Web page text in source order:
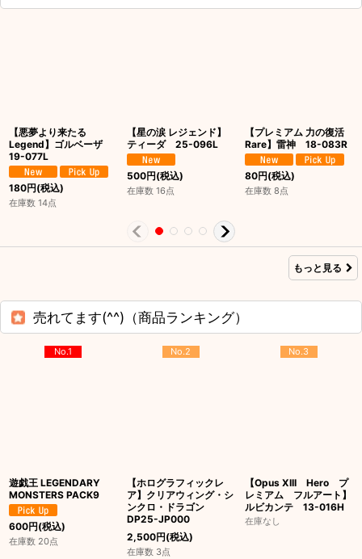
【悪夢より来たる
Legend】ゴルベーザ
19-077L
180円(税込)
在庫数 14点
【星の涙 レジェンド】
ティーダ 25-096L
500円(税込)
在庫数 16点
【プレミアム 力の復活
Rare】雷神 18-083R
80円(税込)
在庫数 8点
もっと見る
売れてます(^^)（商品ランキング）
No.1
遊戯王 LEGENDARY
MONSTERS PACK9
600円(税込)
在庫数 20点
No.2
【ホログラフィックレ
ア】クリアウィング・シ
ンクロ・ドラゴン
DP25-JP000
2,500円(税込)
在庫数 3点
No.3
【Opus XIII Hero プ
レミアム フルアート】
ルビカンテ 13-016H
在庫なし